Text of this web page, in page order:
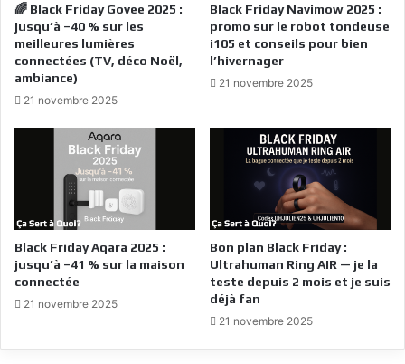
🌈 Black Friday Govee 2025 :
jusqu’à –40 % sur les
meilleures lumières
connectées (TV, déco Noël,
ambiance)
21 novembre 2025
Black Friday Navimow 2025 :
promo sur le robot tondeuse
i105 et conseils pour bien
l’hivernager
21 novembre 2025
Black Friday Aqara 2025 :
jusqu’à –41 % sur la maison
connectée
21 novembre 2025
Bon plan Black Friday :
Ultrahuman Ring AIR — je la
teste depuis 2 mois et je suis
déjà fan
21 novembre 2025